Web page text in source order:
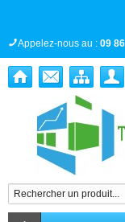
Appelez-nous au : 09